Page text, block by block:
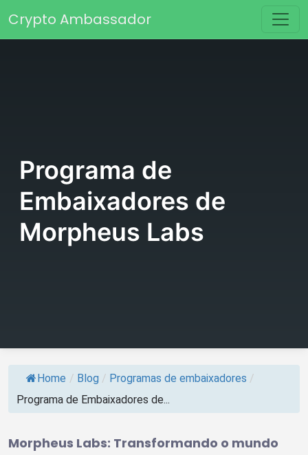
Navegação principal
Crypto Ambassador
Programa de
Embaixadores de
Morpheus Labs
Home / Blog / Programas de embaixadores /
Programa de Embaixadores de...
Morpheus Labs: Transformando o mundo